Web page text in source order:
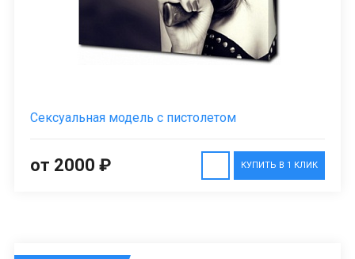
Сексуальная модель с пистолетом
КУПИТЬ В 1 КЛИК
от 2000 ₽